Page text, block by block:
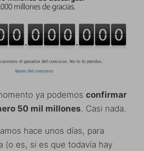
ya podemos confirmar
50 mil millones. Casi nada.
hace unos días, para
(o es, si es que todavía hay